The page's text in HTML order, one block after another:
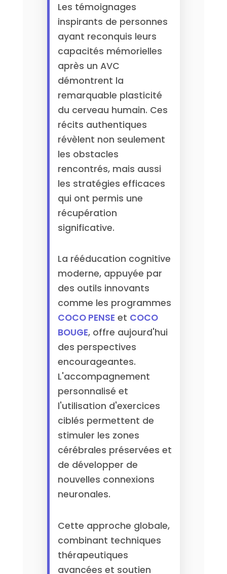
Les témoignages
inspirants de personnes
ayant reconquis leurs
capacités mémorielles
après un AVC
démontrent la
remarquable plasticité
du cerveau humain. Ces
récits authentiques
révèlent non seulement
les obstacles
rencontrés, mais aussi
les stratégies efficaces
qui ont permis une
récupération
significative.
La rééducation cognitive
moderne, appuyée par
des outils innovants
comme les programmes
COCO PENSE et COCO
BOUGE, offre aujourd'hui
des perspectives
encourageantes.
L'accompagnement
personnalisé et
l'utilisation d'exercices
ciblés permettent de
stimuler les zones
cérébrales préservées et
de développer de
nouvelles connexions
neuronales.
Cette approche globale,
combinant techniques
thérapeutiques
avancées et soutien